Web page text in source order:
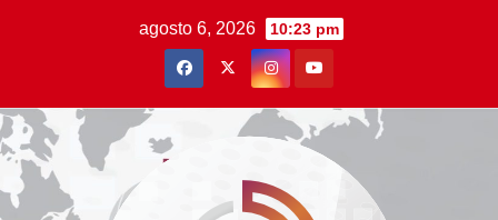
agosto 6, 2026 10:23 pm